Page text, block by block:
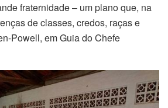
fraternidade – um plano que, na
de classes, credos, raças e
Powell, em Guia do Chefe